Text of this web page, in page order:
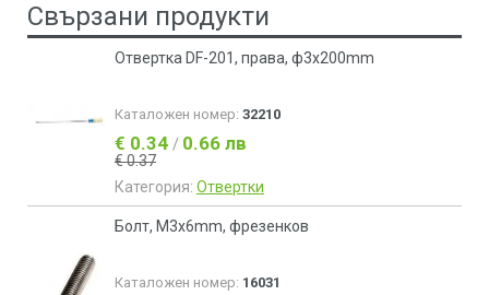
Свързани продукти
Отвертка DF-201, права, ф3x200mm
Каталожен номер: 32210
€ 0.34 / 0.66 лв
€ 0.37
Категория: Отвертки
Болт, М3х6mm, фрезенков
Каталожен номер: 16031